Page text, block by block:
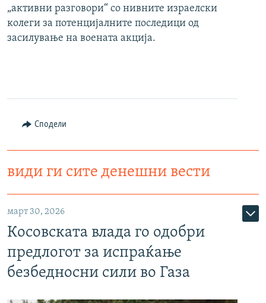
„активни разговори“ со нивните израелски
колеги за потенцијалните последици од
засилување на воената акција.
Сподели
види ги сите денешни вести
март 30, 2026
Косовската влада го одобри
предлогот за испраќање
безбедносни сили во Газа